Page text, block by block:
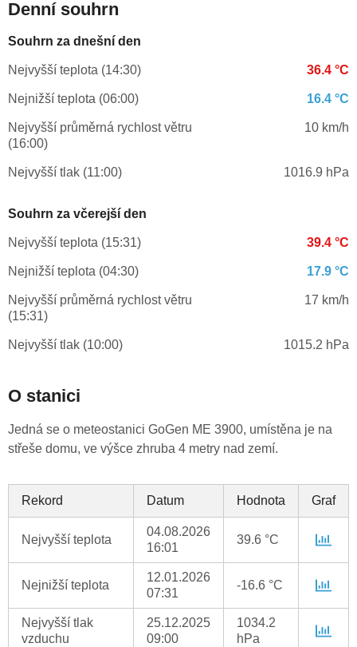
Denní souhrn
Souhrn za dnešní den
Nejvyšší teplota (14:30) 36.4 °C
Nejnižší teplota (06:00) 16.4 °C
Nejvyšší průměrná rychlost větru
(16:00)
10 km/h
Nejvyšší tlak (11:00) 1016.9 hPa
Souhrn za včerejší den
Nejvyšší teplota (15:31) 39.4 °C
Nejnižší teplota (04:30) 17.9 °C
Nejvyšší průměrná rychlost větru
(15:31)
17 km/h
Nejvyšší tlak (10:00) 1015.2 hPa
O stanici
Jedná se o meteostanici GoGen ME 3900, umístěna je na
střeše domu, ve výšce zhruba 4 metry nad zemí.
Rekord Datum Hodnota Graf
Nejvyšší teplota
04.08.2026
16:01
39.6 °C
Nejnižší teplota
12.01.2026
07:31
-16.6 °C
Nejvyšší tlak
vzduchu
25.12.2025
09:00
1034.2
hPa